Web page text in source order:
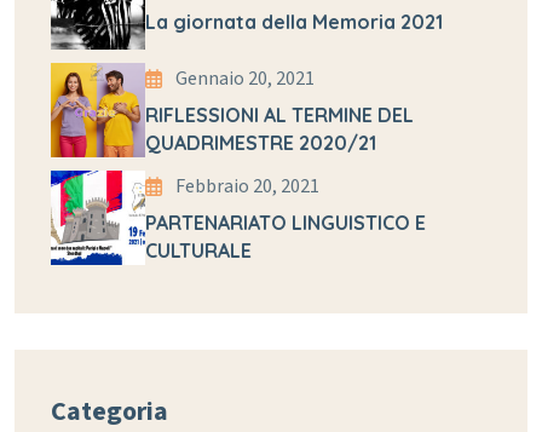
La giornata della Memoria 2021
Gennaio 20, 2021
RIFLESSIONI AL TERMINE DEL
QUADRIMESTRE 2020/21
Febbraio 20, 2021
PARTENARIATO LINGUISTICO E
CULTURALE
Categoria